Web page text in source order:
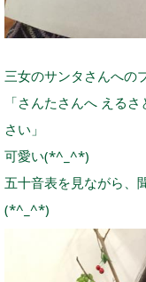
三女のサンタさんへの
「さんたさんへ える
さい」
可愛い(*^_^*)
五十音表を見ながら、
(*^_^*)